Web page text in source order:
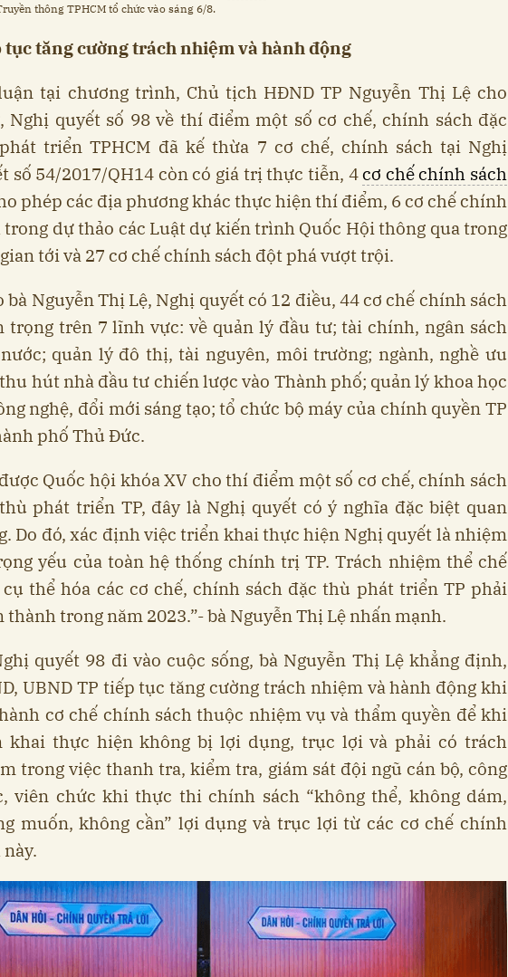
thông TPHCM tổ chức vào sáng 6/8.
tục tăng cường trách nhiệm và hành động
tại chương trình, Chủ tịch HĐND TP Nguyễn Thị Lệ cho
Nghị quyết số 98 về thí điểm một số cơ chế, chính sách đặc
triển TPHCM đã kế thừa 7 cơ chế, chính sách tại Nghị
số 54/2017/QH14 còn có giá trị thực tiễn, 4cơ chế chính sách
phép các địa phương khác thực hiện thí điểm, 6 cơ chế chính
trong dự thảo các Luật dự kiến trình Quốc Hội thông qua trong
tới và 27 cơ chế chính sách đột phá vượt trội.
bà Nguyễn Thị Lệ, Nghị quyết có 12 điều, 44 cơ chế chính sách
trọng trên 7 lĩnh vực: về quản lý đầu tư; tài chính, ngân sách
quản lý đô thị, tài nguyên, môi trường; ngành, nghề ưu
hút nhà đầu tư chiến lược vào Thành phố; quản lý khoa học
nghệ, đổi mới sáng tạo; tổ chức bộ máy của chính quyền TP
phố Thủ Đức.
Quốc hội khóa XV cho thí điểm một số cơ chế, chính sách
phát triển TP, đây là Nghị quyết có ý nghĩa đặc biệt quan
Do đó, xác định việc triển khai thực hiện Nghị quyết là nhiệm
yếu của toàn hệ thống chính trị TP. Trách nhiệm thể chế
cụ thể hóa các cơ chế, chính sách đặc thù phát triển TP phải
thành trong năm 2023.”- bà Nguyễn Thị Lệ nhấn mạnh.
quyết 98 đi vào cuộc sống, bà Nguyễn Thị Lệ khẳng định,
UBND TP tiếp tục tăng cường trách nhiệm và hành động khi
cơ chế chính sách thuộc nhiệm vụ và thẩm quyền để khi
khai thực hiện không bị lợi dụng, trục lợi và phải có trách
trong việc thanh tra, kiểm tra, giám sát đội ngũ cán bộ, công
viên chức khi thực thi chính sách “không thể, không dám,
muốn, không cần” lợi dụng và trục lợi từ các cơ chế chính
này.